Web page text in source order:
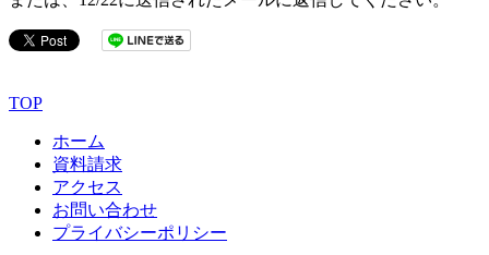
TOP
ホーム
資料請求
アクセス
お問い合わせ
プライバシーポリシー